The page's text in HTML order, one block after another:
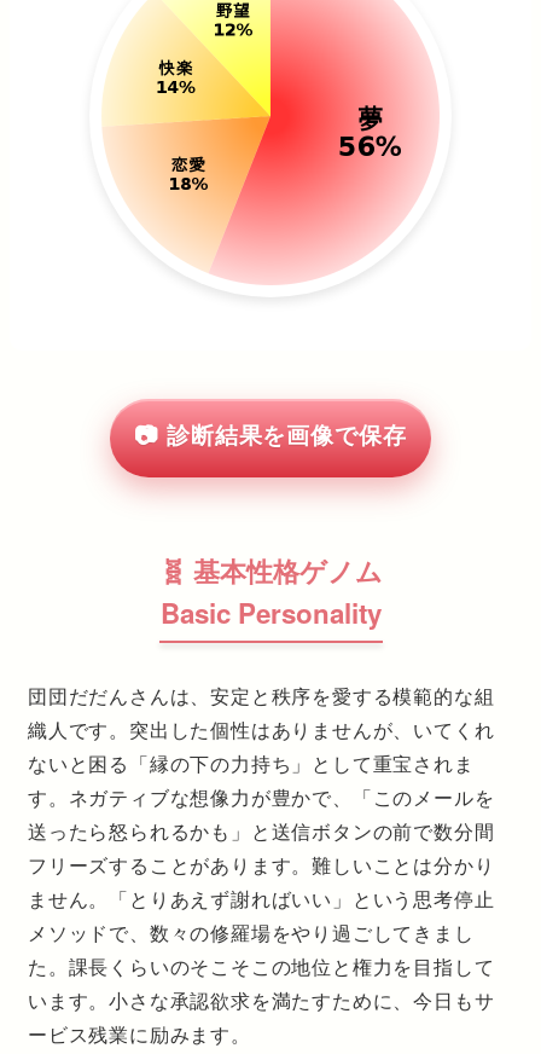
📷 診断結果を画像で保存
🧬 基本性格ゲノム
Basic Personality
団団だだんさんは、安定と秩序を愛する模範的な組
織人です。突出した個性はありませんが、いてくれ
ないと困る「縁の下の力持ち」として重宝されま
す。ネガティブな想像力が豊かで、「このメールを
送ったら怒られるかも」と送信ボタンの前で数分間
フリーズすることがあります。難しいことは分かり
ません。「とりあえず謝ればいい」という思考停止
メソッドで、数々の修羅場をやり過ごしてきまし
た。課長くらいのそこそこの地位と権力を目指して
います。小さな承認欲求を満たすために、今日もサ
ービス残業に励みます。